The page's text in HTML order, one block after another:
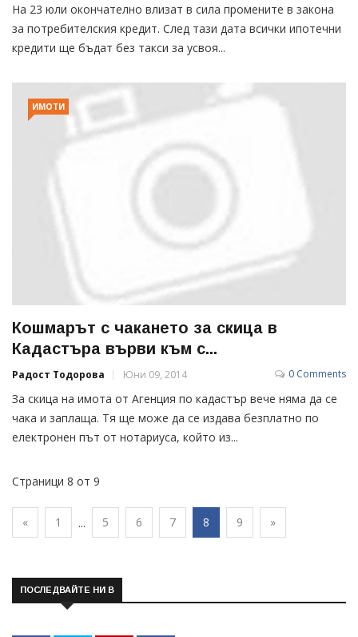
На 23 юли окончателно влизат в сила промените в закона
за потребителския кредит. След тази дата всички ипотечни
кредити ще бъдат без такси за усвоя...
ИМОТИ
Кошмарът с чакането за скица в
Кадастъра върви към с...
Радост Тодорова Юни 09, 2014 0 Comments
За скица на имота от Агенция по кадастър вече няма да се
чака и заплаща. Тя ще може да се издава безплатно по
електронен път от нотариуса, който из...
Страници 8 от 9
« 1 ... 5 6 7 8 9 »
ПОСЛЕДВАЙТЕ НИ В